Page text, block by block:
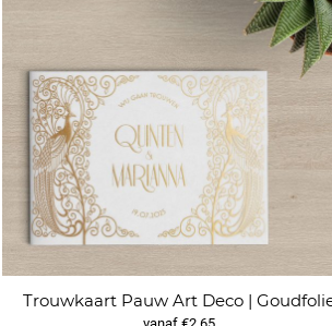
Trouwkaart Pauw Art Deco |